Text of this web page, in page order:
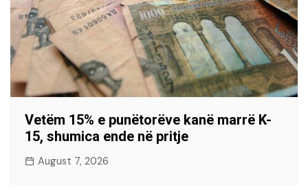
Vetëm 15% e punëtorëve kanë marrë K-
15, shumica ende në pritje
August 7, 2026